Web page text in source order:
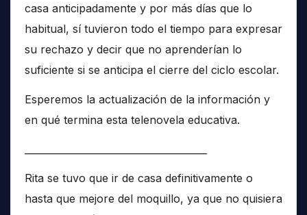
casa anticipadamente y por más días que lo
habitual, sí tuvieron todo el tiempo para expresar
su rechazo y decir que no aprenderían lo
suficiente si se anticipa el cierre del ciclo escolar.
Esperemos la actualización de la información y
en qué termina esta telenovela educativa.
Rita se tuvo que ir de casa definitivamente o
hasta que mejore del moquillo, ya que no quisiera